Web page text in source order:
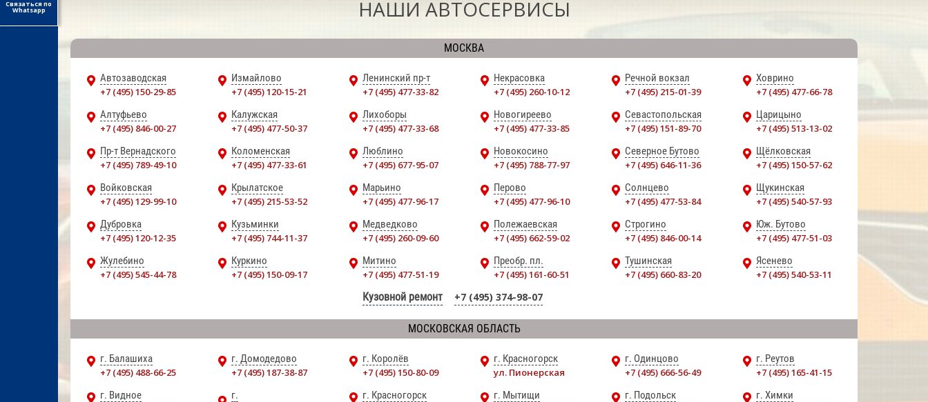
НАШИ АВТОСЕРВИСЫ
МОСКВА
Автозаводская
+7 (495) 150-29-85
Измайлово
+7 (495) 120-15-21
Ленинский пр-т
+7 (495) 477-33-82
Некрасовка
+7 (495) 260-10-12
Речной вокзал
+7 (495) 215-01-39
Ховрино
+7 (495) 477-66-78
Алтуфьево
+7 (495) 846-00-27
Калужская
+7 (495) 477-50-37
Лихоборы
+7 (495) 477-33-68
Новогиреево
+7 (495) 477-33-85
Севастопольская
+7 (495) 151-89-70
Царицыно
+7 (495) 513-13-02
Пр-т Вернадского
+7 (495) 789-49-10
Коломенская
+7 (495) 477-33-61
Люблино
+7 (495) 677-95-07
Новокосино
+7 (495) 788-77-97
Северное Бутово
+7 (495) 646-11-36
Щёлковская
+7 (495) 150-57-62
Войковская
+7 (495) 129-99-10
Крылатское
+7 (495) 215-53-52
Марьино
+7 (495) 477-96-17
Перово
+7 (495) 477-96-10
Солнцево
+7 (495) 477-53-84
Щукинская
+7 (495) 540-57-93
Дубровка
+7 (495) 120-12-35
Кузьминки
+7 (495) 744-11-37
Медведково
+7 (495) 260-09-60
Полежаевская
+7 (495) 662-59-02
Строгино
+7 (495) 846-00-14
Юж. Бутово
+7 (495) 477-51-03
Жулебино
+7 (495) 545-44-78
Куркино
+7 (495) 150-09-17
Митино
+7 (495) 477-51-19
Преобр. пл.
+7 (495) 161-60-51
Тушинская
+7 (495) 660-83-20
Ясенево
+7 (495) 540-53-11
Кузовной ремонт +7 (495) 374-98-07
МОСКОВСКАЯ ОБЛАСТЬ
г. Балашиха
+7 (495) 488-66-25
г. Домодедово
+7 (495) 187-38-87
г. Королёв
+7 (495) 150-80-09
г. Красногорск
ул. Пионерская
г. Одинцово
+7 (495) 666-56-49
г. Реутов
+7 (495) 165-41-15
г. Видное
г.
г. Красногорск
г. Мытищи
г. Подольск
г. Химки
Связаться по
Whatsapp